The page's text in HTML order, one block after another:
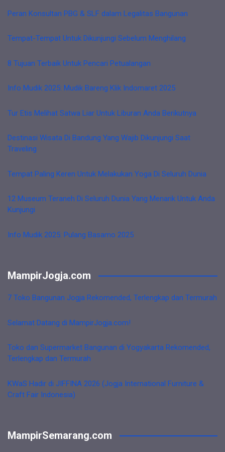
Peran Konsultan PBG & SLF dalam Legalitas Bangunan
Tempat-Tempat Untuk Dikunjungi Sebelum Menghilang
8 Tujuan Terbaik Untuk Pencari Petualangan
Info Mudik 2025: Mudik Bareng Klik Indomaret 2025
Tur Etis Melihat Satwa Liar Untuk Liburan Anda Berikutnya
Destinasi Wisata Di Bandung Yang Wajib Dikunjungi Saat
Traveling
Tempat Paling Keren Untuk Melakukan Yoga Di Seluruh Dunia
12 Museum Teraneh Di Seluruh Dunia Yang Menarik Untuk Anda
Kunjungi
Info Mudik 2025: Pulang Basamo 2025
MampirJogja.com
7 Toko Bangunan Jogja Rekomended, Terlengkap dan Termurah
Selamat Datang di MampirJogja.com!
Toko dan Supermarket Bangunan di Yogyakarta Rekomended,
Terlengkap dan Termurah
KWaS Hadir di JIFFINA 2026 (Jogja International Furniture &
Craft Fair Indonesia)
MampirSemarang.com